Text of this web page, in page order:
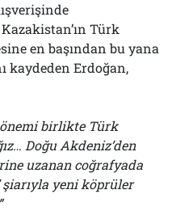
Türk
en başından bu yana
kaydeden Erdoğan,
birlikte Türk
Doğu Akdeniz’den
uzanan coğrafyada
şiarıyla yeni köprüler